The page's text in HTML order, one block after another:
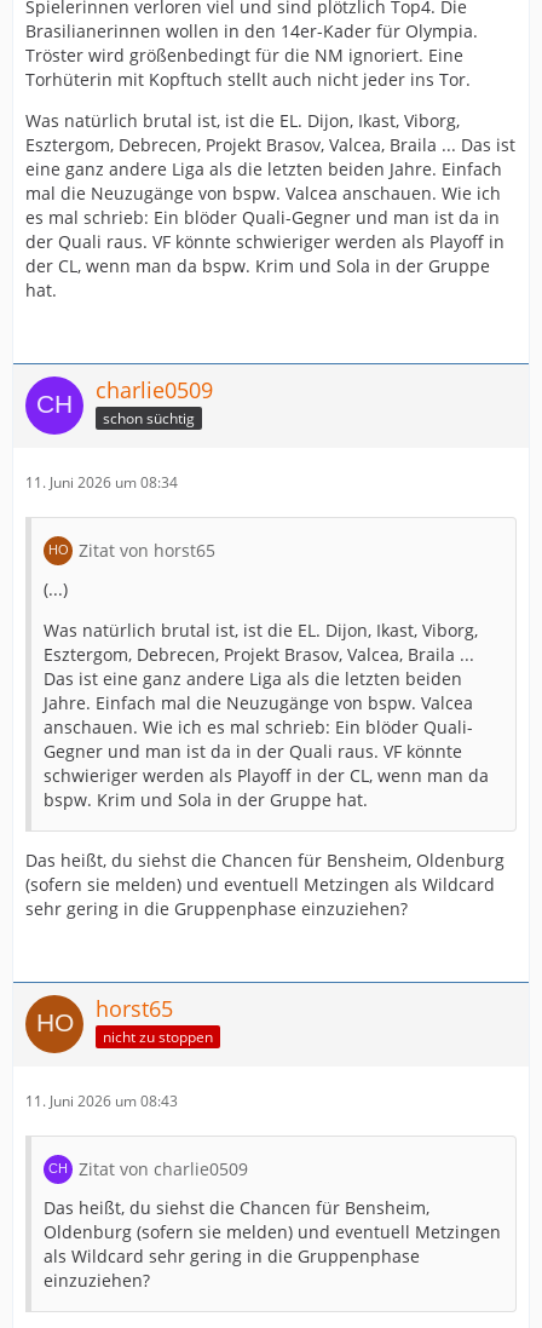
Spielerinnen verloren viel und sind plötzlich Top4. Die
Brasilianerinnen wollen in den 14er-Kader für Olympia.
Tröster wird größenbedingt für die NM ignoriert. Eine
Torhüterin mit Kopftuch stellt auch nicht jeder ins Tor.
Was natürlich brutal ist, ist die EL. Dijon, Ikast, Viborg,
Esztergom, Debrecen, Projekt Brasov, Valcea, Braila ... Das ist
eine ganz andere Liga als die letzten beiden Jahre. Einfach
mal die Neuzugänge von bspw. Valcea anschauen. Wie ich
es mal schrieb: Ein blöder Quali-Gegner und man ist da in
der Quali raus. VF könnte schwieriger werden als Playoff in
der CL, wenn man da bspw. Krim und Sola in der Gruppe
hat.
charlie0509
schon süchtig
11. Juni 2026 um 08:34
Zitat von horst65
(...)
Was natürlich brutal ist, ist die EL. Dijon, Ikast, Viborg,
Esztergom, Debrecen, Projekt Brasov, Valcea, Braila ...
Das ist eine ganz andere Liga als die letzten beiden
Jahre. Einfach mal die Neuzugänge von bspw. Valcea
anschauen. Wie ich es mal schrieb: Ein blöder Quali-
Gegner und man ist da in der Quali raus. VF könnte
schwieriger werden als Playoff in der CL, wenn man da
bspw. Krim und Sola in der Gruppe hat.
Das heißt, du siehst die Chancen für Bensheim, Oldenburg
(sofern sie melden) und eventuell Metzingen als Wildcard
sehr gering in die Gruppenphase einzuziehen?
horst65
nicht zu stoppen
11. Juni 2026 um 08:43
Zitat von charlie0509
Das heißt, du siehst die Chancen für Bensheim,
Oldenburg (sofern sie melden) und eventuell Metzingen
als Wildcard sehr gering in die Gruppenphase
einzuziehen?